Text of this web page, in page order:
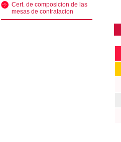
Cert. de composicion de las
mesas de contratacion